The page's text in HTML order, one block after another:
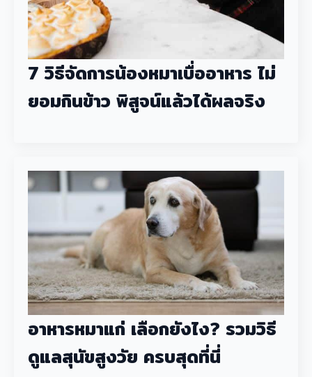
7 วิธีจัดการน้องหมาเบื่ออาหาร ไม่
ยอมกินข้าว พิสูจน์แล้วได้ผลจริง
อาหารหมาแก่ เลือกยังไง? รวมวิธี
ดูแลสุนัขสูงวัย ครบสุดที่นี่